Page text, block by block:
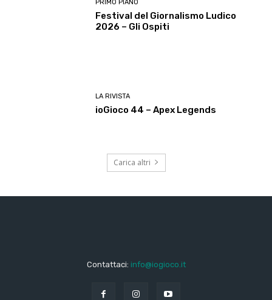
PRIMO PIANO
Festival del Giornalismo Ludico
2026 – Gli Ospiti
LA RIVISTA
ioGioco 44 – Apex Legends
Carica altri
Contattaci: info@iogioco.it